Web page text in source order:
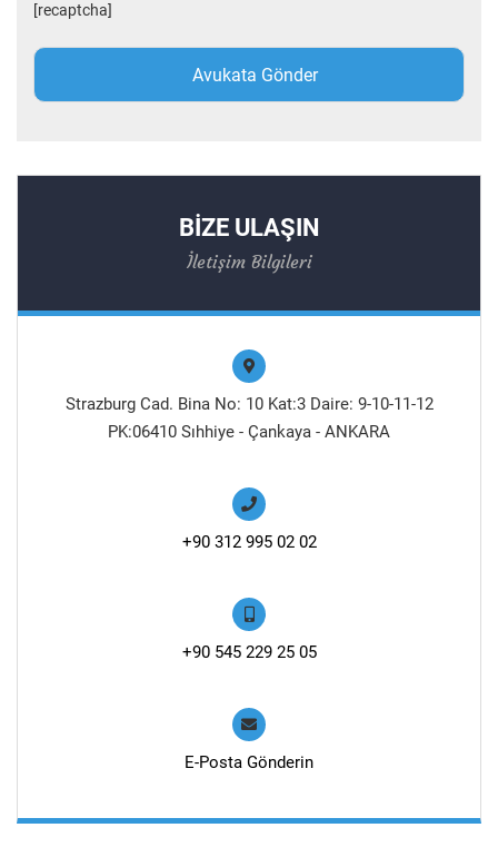
[recaptcha]
BİZE ULAŞIN
İletişim Bilgileri
Strazburg Cad. Bina No: 10 Kat:3 Daire: 9-10-11-12
PK:06410 Sıhhiye - Çankaya - ANKARA
+90 312 995 02 02
+90 545 229 25 05
E-Posta Gönderin